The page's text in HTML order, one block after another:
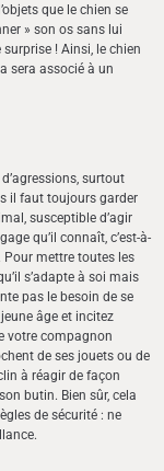
que le chien se
» son os sans lui
! Ainsi, le chien
sera associé à un
surtout
il faut toujours garder
susceptible d’agir
qu’il connaît, c’est-à-
Pour mettre toutes les
s’adapte à soi mais
pas le besoin de se
âge et incitez
votre compagnon
de ses jouets ou de
à réagir de façon
butin. Bien sûr, cela
de sécurité : ne